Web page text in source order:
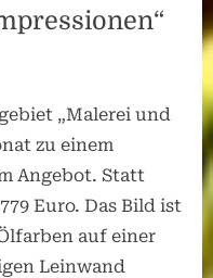
„Malerei und
zu einem
Angebot. Statt
Euro. Das Bild ist
auf einer
Leinwand